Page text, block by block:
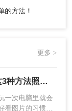
点击【文
的方法！
更多 >
如何将照片压缩到200k以下？学会这3种方法照片随意压缩！
一次电脑里就会
看图片的习惯